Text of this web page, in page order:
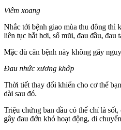
Viêm xoang
Nhắc tới bệnh giao mùa thu đông thì
liên tục hắt hơi, sổ mũi, đau đầu, đau
Mặc dù căn bệnh này không gây
Đau nhức xương khớp
Thời tiết thay đổi khiến cho cơ thể
dài sau đó.
Triệu chứng ban đầu có thể chỉ là
gây đau đớn khó hoạt động, di